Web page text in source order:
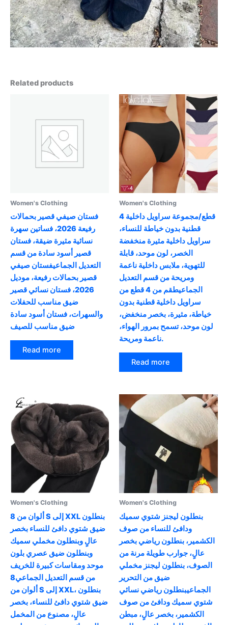
Related products
Women's Clothing
فستان صيفي قصير بحمالات
رفيعة 2026، فساتين سهرة
نسائية مثيرة ضيقة، فستان
قصير أسود سادة من قسم
التعديل الجماعيفستان صيفي
قصير بحمالات رفيعة، موديل
2026، فستان نسائي قصير
ضيق مناسب للحفلات
والسهرات، فستان أسود سادة
ضيق مناسب للصيف
Read more
Women's Clothing
4 قطع/مجموعة سراويل داخلية
قطنية بدون خياطة للنساء،
سراويل داخلية مثيرة منخفضة
الخصر، لون موحد، قابلة
للتهوية، ملابس داخلية ناعمة
ومريحة من قسم التعديل
الجماعيطقم من 4 قطع من
سراويل داخلية قطنية بدون
خياطة، مثيرة، بخصر منخفض،
لون موحد، تسمح بمرور الهواء،
ناعمة ومريحة.
Read more
Women's Clothing
8 ألوان من S إلى XXL بنطلون
ضيق شتوي دافئ للنساء بخصر
عالٍ وبنطلون مخملي سميك
وبنطلون ضيق عصري بلون
موحد ومقاسات كبيرة للخريف
من قسم التعديل الجماعي8
ألوان من S إلى XXL، بنطلون
ضيق شتوي دافئ للنساء، بخصر
عالٍ، مصنوع من المخمل
Women's Clothing
بنطلون ليجنز شتوي سميك
ودافئ للنساء من صوف
الكشمير، بنطلون رياضي بخصر
عالٍ، جوارب طويلة مرنة من
الصوف، بنطلون ليجنز مخملي
ضيق من التحرير
الجماعيبنطلون رياضي نسائي
شتوي سميك ودافئ من صوف
الكشمير، بخصر عالٍ، مبطن